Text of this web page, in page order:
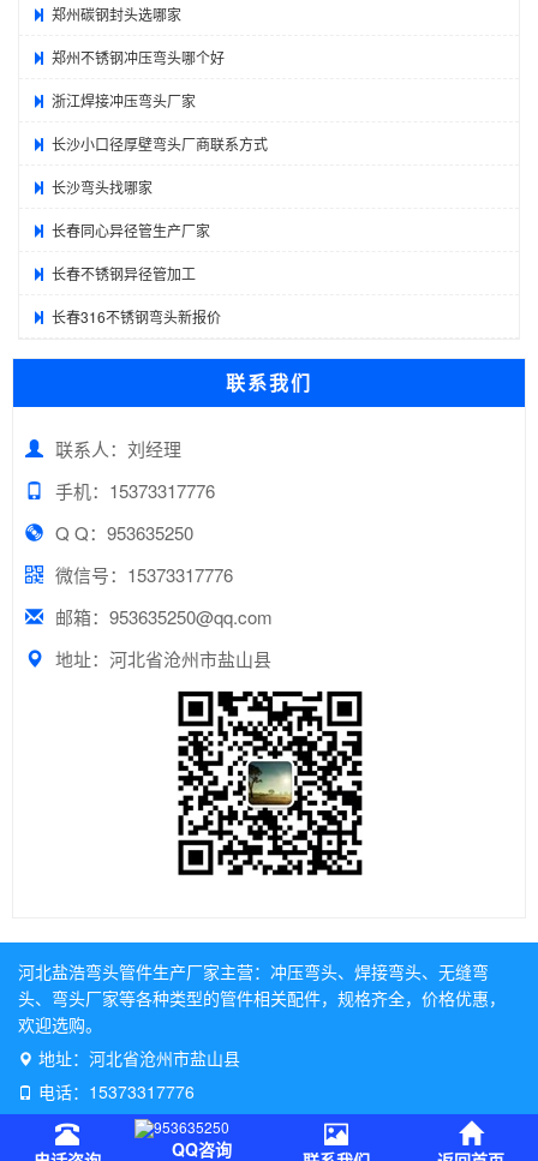
郑州碳钢封头选哪家
郑州不锈钢冲压弯头哪个好
浙江焊接冲压弯头厂家
长沙小口径厚壁弯头厂商联系方式
长沙弯头找哪家
长春同心异径管生产厂家
长春不锈钢异径管加工
长春316不锈钢弯头新报价
联系我们
联系人：刘经理
手机：15373317776
Q Q：953635250
微信号：15373317776
邮箱：953635250@qq.com
地址：河北省沧州市盐山县
河北盐浩弯头管件生产厂家主营： 冲压弯头、 焊接弯头、 无缝弯
头、 弯头厂家等各种类型的管件相关配件，规格齐全，价格优惠，
欢迎选购。
地址：河北省沧州市盐山县
电话：15373317776
QQ咨询